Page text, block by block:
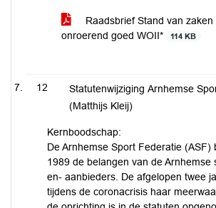
Raadsbrief Stand van
onroerend goed WOII*
114 KB
12
Statutenwijziging Arnhemse
(Matthijs Kleij)
Kernboodschap:
De Arnhemse Sport Federatie (ASF)
1989 de belangen van de Arnhemse
en- aanbieders. De afgelopen twee
tijdens de coronacrisis haar